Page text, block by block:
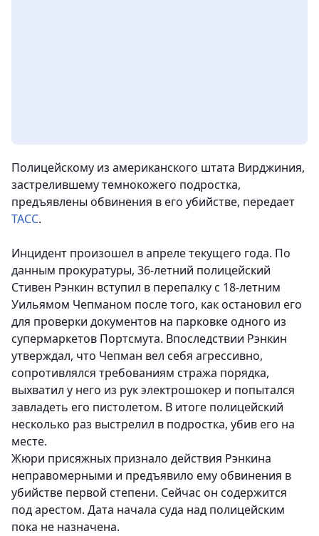
Полицейскому из американского штата Вирджиния,
застрелившему темнокожего подростка,
предъявлены обвинения в его убийстве, передает
ТАСС.
Инцидент произошел в апреле текущего года. По
данным прокуратуры, 36-летний полицейский
Стивен Рэнкин вступил в перепалку с 18-летним
Уильямом Чепманом после того, как остановил его
для проверки документов на парковке одного из
супермаркетов Портсмута. Впоследствии Рэнкин
утверждал, что Чепман вел себя агрессивно,
сопротивлялся требованиям стража порядка,
выхватил у него из рук электрошокер и попытался
завладеть его пистолетом. В итоге полицейский
несколько раз выстрелил в подростка, убив его на
месте.
Жюри присяжных признало действия Рэнкина
неправомерными и предъявило ему обвинения в
убийстве первой степени. Сейчас он содержится
под арестом. Дата начала суда над полицейским
пока не назначена.